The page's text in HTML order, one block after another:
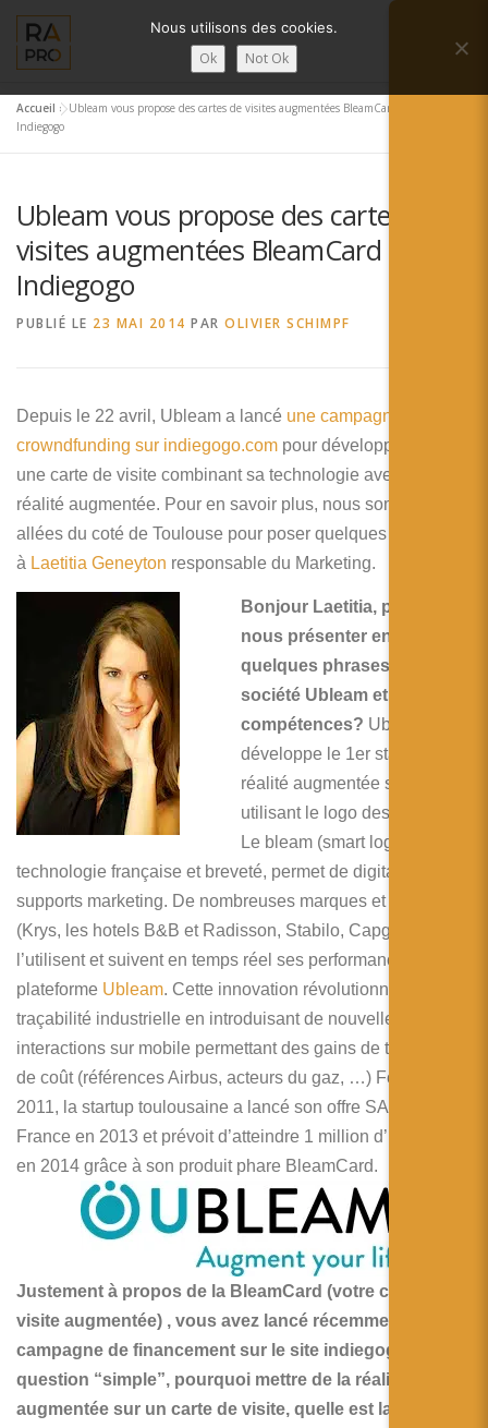
contenu
Menu
LA RÉALITÉ AUGMENTÉE ?
SERVICES RA’PRO ACTUALITÉ DE LA RA
CONTACTS
Deutsch
日本語
Accueil »Ubleam vous propose des cartes de visites augmentées BleamCard sur
Indiegogo
Ubleam vous propose des cartes de
visites augmentées BleamCard sur
Indiegogo
PUBLIÉ LE 23 MAI 2014 PAR OLIVIER SCHIMPF
Depuis le 22 avril, Ubleam a lancé une campagne de
crowndfunding sur indiegogo.com pour développement
une carte de visite combinant sa technologie avec de la
réalité augmentée. Pour en savoir plus, nous sommes
allées du coté de Toulouse pour poser quelques questions
à Laetitia Geneyton responsable du Marketing.
Bonjour Laetitia, peux-tu
nous présenter en
quelques phrases la
société Ubleam et ses
compétences? Ubleam
développe le 1er standard de
réalité augmentée sur mobile
utilisant le logo des marques.
Le bleam (smart logo),
technologie française et breveté, permet de digitaliser les
supports marketing. De nombreuses marques et enseignes
(Krys, les hotels B&B et Radisson, Stabilo, Capgemini)
l’utilisent et suivent en temps réel ses performances sur la
plateforme Ubleam. Cette innovation révolutionne aussi la
traçabilité industrielle en introduisant de nouvelles
interactions sur mobile permettant des gains de temps et
de coût (références Airbus, acteurs du gaz, …) Fondée en
2011, la startup toulousaine a lancé son offre SAAS en
France en 2013 et prévoit d’atteindre 1 million d’utilisateurs
en 2014 grâce à son produit phare BleamCard.
Justement à propos de la BleamCard (votre carte de
visite augmentée) , vous avez lancé récemment une
campagne de financement sur le site indiegogo. Une
question “simple”, pourquoi mettre de la réalité
augmentée sur un carte de visite, quelle est la
Nous utilisons des cookies.
Ok Not Ok